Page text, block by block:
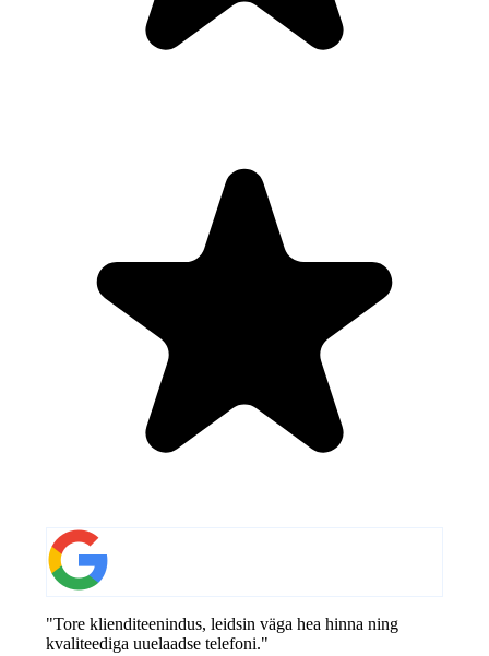
"Tore klienditeenindus, leidsin väga hea hinna ning
kvaliteediga uuelaadse telefoni."